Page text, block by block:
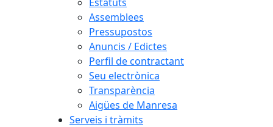
Assemblees
Pressupostos
Anuncis / Edictes
Perfil de contractant
Seu electrònica
Transparència
Aigües de Manresa
Serveis i tràmits